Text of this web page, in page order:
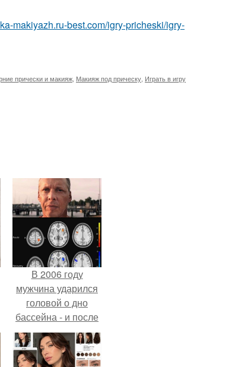
makiyazh.ru-best.com/igry-pricheski/igry-
прически и макияж Макияж под прическу Играть в игру
В 2006 году
мужчина ударился
головой о дно
бассейна - и после
этого его жизнь
изменилась самым
странным образом.